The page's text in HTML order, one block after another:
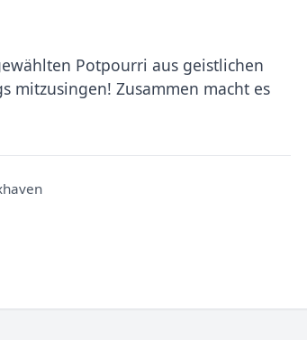
Potpourri aus geistlichen
mitzusingen! Zusammen macht es